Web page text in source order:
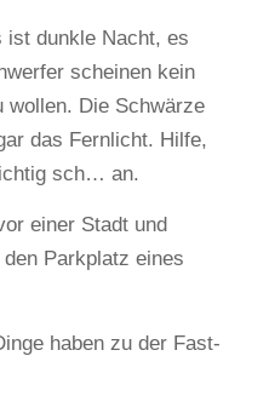
ist dunkle Nacht, es
scheinen kein
wollen. Die Schwärze
das Fernlicht. Hilfe,
sch… an.
einer Stadt und
Parkplatz eines
haben zu der Fast-